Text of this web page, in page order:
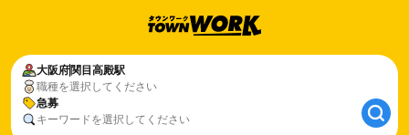
大阪府関目高殿駅
職種を選択してください
急募
キーワードを選択してください